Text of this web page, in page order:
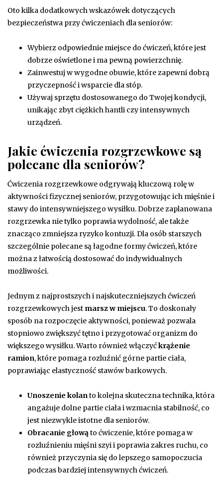
Oto kilka dodatkowych wskazówek dotyczących
bezpieczeństwa przy ćwiczeniach dla seniorów:
Wybierz odpowiednie miejsce do ćwiczeń, które jest
dobrze oświetlone i ma pewną powierzchnię.
Zainwestuj w wygodne obuwie, które zapewni dobrą
przyczepność i wsparcie dla stóp.
Używaj sprzętu dostosowanego do Twojej kondycji,
unikając zbyt ciężkich hantli czy intensywnych
urządzeń.
Jakie ćwiczenia rozgrzewkowe są
polecane dla seniorów?
Ćwiczenia rozgrzewkowe odgrywają kluczową rolę w
aktywności fizycznej seniorów, przygotowując ich mięśnie i
stawy do intensywniejszego wysiłku. Dobrze zaplanowana
rozgrzewka nie tylko poprawia wydolność, ale także
znacząco zmniejsza ryzyko kontuzji. Dla osób starszych
szczególnie polecane są łagodne formy ćwiczeń, które
można z łatwością dostosować do indywidualnych
możliwości.
Jednym z najprostszych i najskuteczniejszych ćwiczeń
rozgrzewkowych jest marsz w miejscu. To doskonały
sposób na rozpoczęcie aktywności, ponieważ pozwala
stopniowo zwiększyć tętno i przygotować organizm do
większego wysiłku. Warto również włączyćkrążenie
ramion, które pomaga rozluźnić górne partie ciała,
poprawiając elastyczność stawów barkowych.
Unoszenie kolanto kolejna skuteczna technika, która
angażuje dolne partie ciała i wzmacnia stabilność, co
jest niezwykle istotne dla seniorów.
Obracanie głowąto ćwiczenie, które pomaga w
rozluźnieniu mięśni szyi i poprawia zakres ruchu, co
również przyczynia się do lepszego samopoczucia
podczas bardziej intensywnych ćwiczeń.